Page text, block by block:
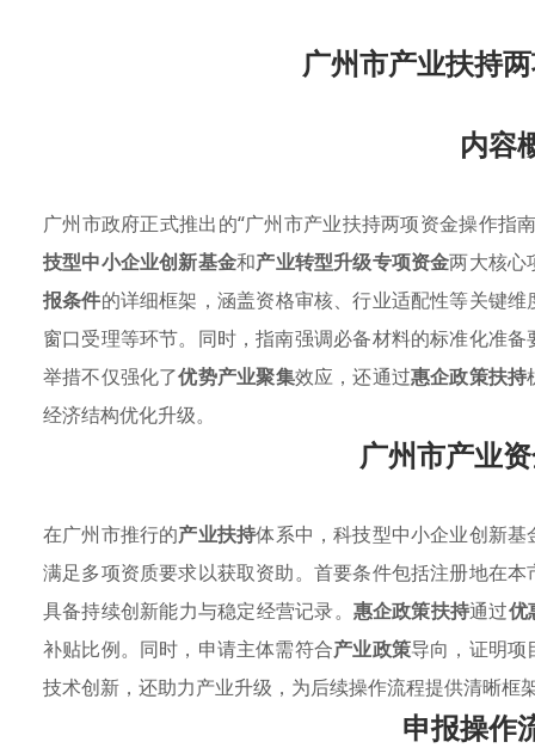
广州市产业扶持
内容
广州市政府正式推出的“广州市产业扶持两项资金操作指
技型中小企业创新基金和产业转型升级专项资金两大核心
报条件的详细框架，涵盖资格审核、行业适配性等关键
窗口受理等环节。同时，指南强调必备材料的标准化准
举措不仅强化了优势产业聚集效应，还通过惠企政策扶持
经济结构优化升级。
广州市产业
在广州市推行的产业扶持体系中，科技型中小企业创新
满足多项资质要求以获取资助。首要条件包括注册地在本
具备持续创新能力与稳定经营记录。 惠企政策扶持通过优
补贴比例。同时，申请主体需符合产业政策导向，证明项
技术创新，还助力产业升级，为后续操作流程提供清晰框
申报操作